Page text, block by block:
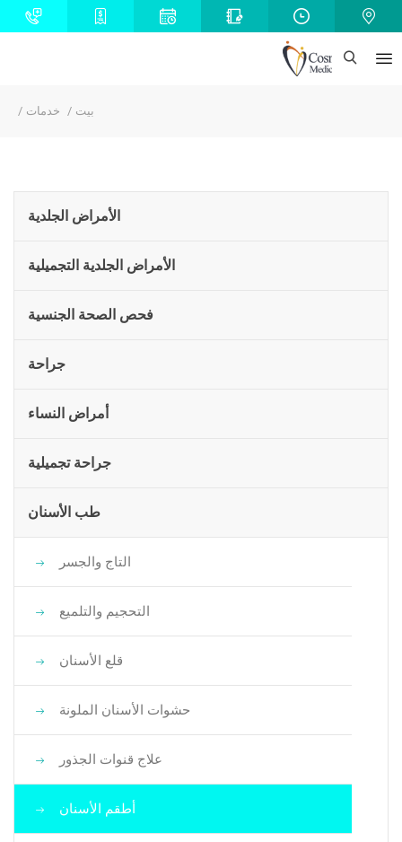
بيت خدمات
الأمراض الجلدية
الأمراض الجلدية التجميلية
فحص الصحة الجنسية
جراحة
أمراض النساء
جراحة تجميلية
طب الأسنان
التاج والجسر
التحجيم والتلميع
قلع الأسنان
حشوات الأسنان الملونة
علاج قنوات الجذور
أطقم الأسنان